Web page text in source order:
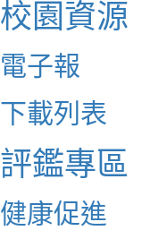
校園資源
電子報
下載列表
評鑑專區
健康促進